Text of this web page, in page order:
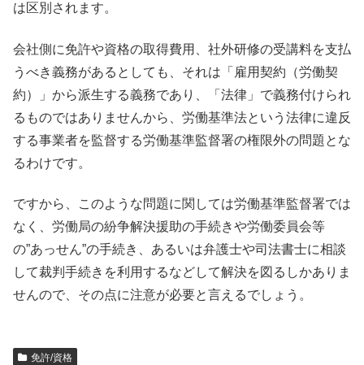
は区別されます。
会社側に免許や資格の取得費用、社外研修の受講料を支払
うべき義務があるとしても、それは「雇用契約（労働契
約）」から派生する義務であり、「法律」で義務付けられ
るものではありませんから、労働基準法という法律に違反
する事業者を監督する労働基準監督署の権限外の問題とな
るわけです。
ですから、このような問題に関しては労働基準監督署では
なく、労働局の紛争解決援助の手続きや労働委員会等
の”あっせん”の手続き、あるいは弁護士や司法書士に相談
して裁判手続きを利用するなどして解決を図るしかありま
せんので、その点に注意が必要と言えるでしょう。
免許/資格